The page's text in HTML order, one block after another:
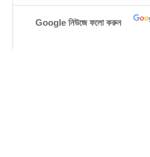
Google নিউজে ফলো করুন